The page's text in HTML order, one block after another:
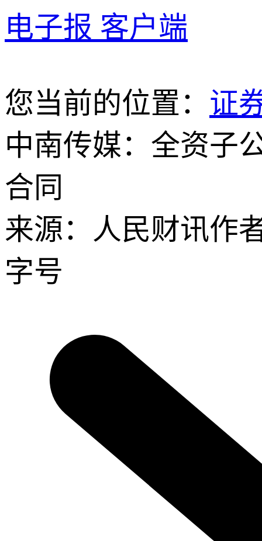
电子报 客户端
您当前的位置： 证
中南传媒：全资子
合同
来源：人民财讯作
字号